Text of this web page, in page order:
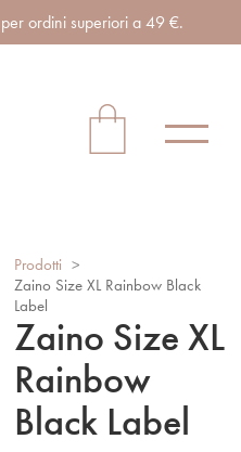
ordini superiori a 49 €.
Prodotti >
Zaino Size XL Rainbow Black
Label
Zaino Size XL
Rainbow
Black Label